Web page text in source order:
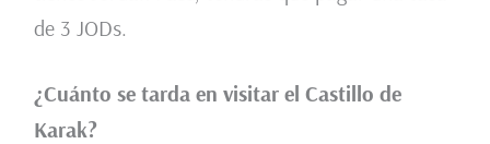
de 3 JODs.
¿Cuánto se tarda en visitar el Castillo de
Karak?